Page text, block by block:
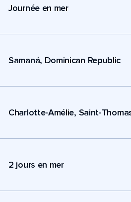
Journée en mer
Samaná, Dominican Republic
Charlotte-Amélie, Saint-
2 jours en mer